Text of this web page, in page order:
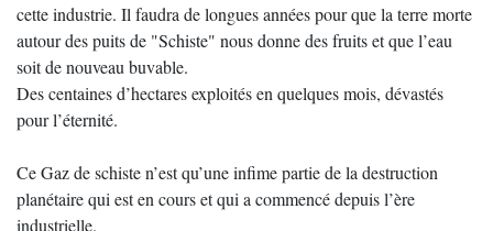
cette industrie. Il faudra de longues années pour que la terre morte
autour des puits de "Schiste" nous donne des fruits et que l’eau
soit de nouveau buvable.
Des centaines d’hectares exploités en quelques mois, dévastés
pour l’éternité.
Ce Gaz de schiste n’est qu’une infime partie de la destruction
planétaire qui est en cours et qui a commencé depuis l’ère
industrielle.